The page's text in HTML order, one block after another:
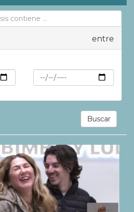
entre
Buscar